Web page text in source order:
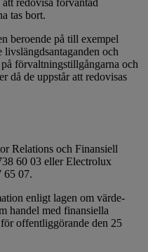
tas bort.
beroende på till exempel
livslängdsantaganden och
förvaltningstillgångarna och
då de uppstår att redovisas
Relations och Finansiell
60 03 eller Electrolux
65 07.
enligt lagen om värde­
handel med finansiella
offentliggörande den 25